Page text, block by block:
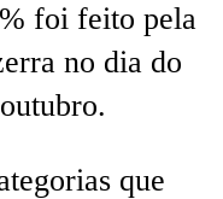
foi feito pela
no dia do
que